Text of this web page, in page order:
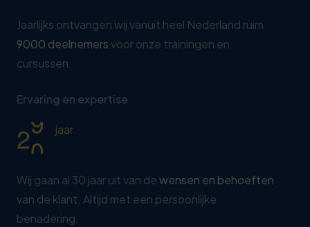
Jaarlijks ontvangen wij vanuit heel Nederland ruim
9000 deelnemersvoor onze trainingen en
cursussen.
Ervaring en expertise
30 jaar
Wij gaan al 30 jaar uit van dewensen en behoeften
van de klant. Altijd met een persoonlijke
benadering.